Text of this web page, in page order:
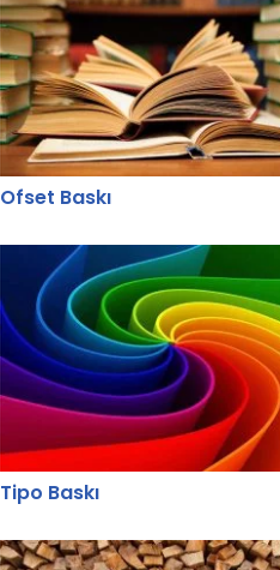
Ofset Baskı
Tipo Baskı